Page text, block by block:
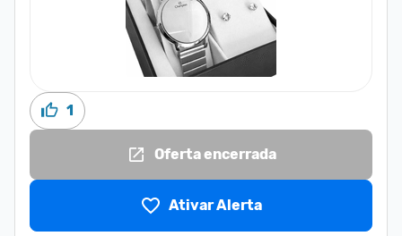
1
Oferta encerrada
Ativar Alerta